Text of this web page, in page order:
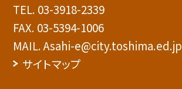
TEL. 03-3918-2339
FAX. 03-5394-1006
MAIL. Asahi-e@city.toshima.ed.jp
サイトマップ